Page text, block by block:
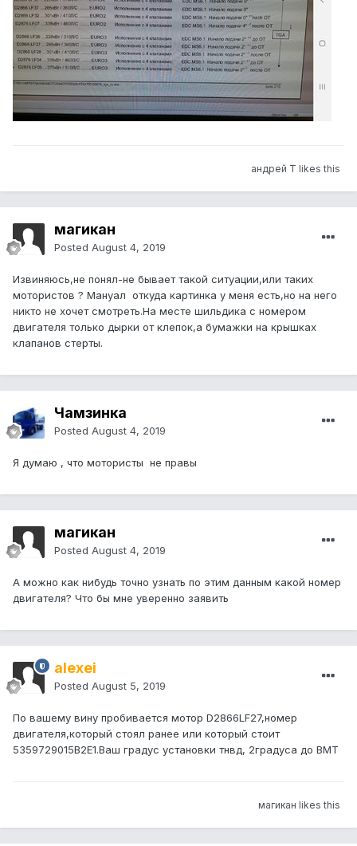
андрей Т likes this
магикан
Posted August 4, 2019
Извиняюсь,не понял-не бывает такой ситуации,или таких
мотористов ? Мануал откуда картинка у меня есть,но на него
никто не хочет смотреть.На месте шильдика с номером
двигателя только дырки от клепок,а бумажки на крышках
клапанов стерты.
Чамзинка
Posted August 4, 2019
Я думаю , что мотористы не правы
магикан
Posted August 4, 2019
А можно как нибудь точно узнать по этим данным какой номер
двигателя? Что бы мне уверенно заявить
alexei
Posted August 5, 2019
По вашему вину пробивается мотор D2866LF27,номер
двигателя,который стоял ранее или который стоит
5359729015B2E1.Ваш градус установки тнвд, 2градуса до ВМТ
магикан likes this